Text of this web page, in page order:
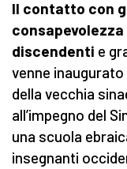
Il contatto con
discendenti e
venne
della vecchia
all’impegno del
una scuola
insegnanti